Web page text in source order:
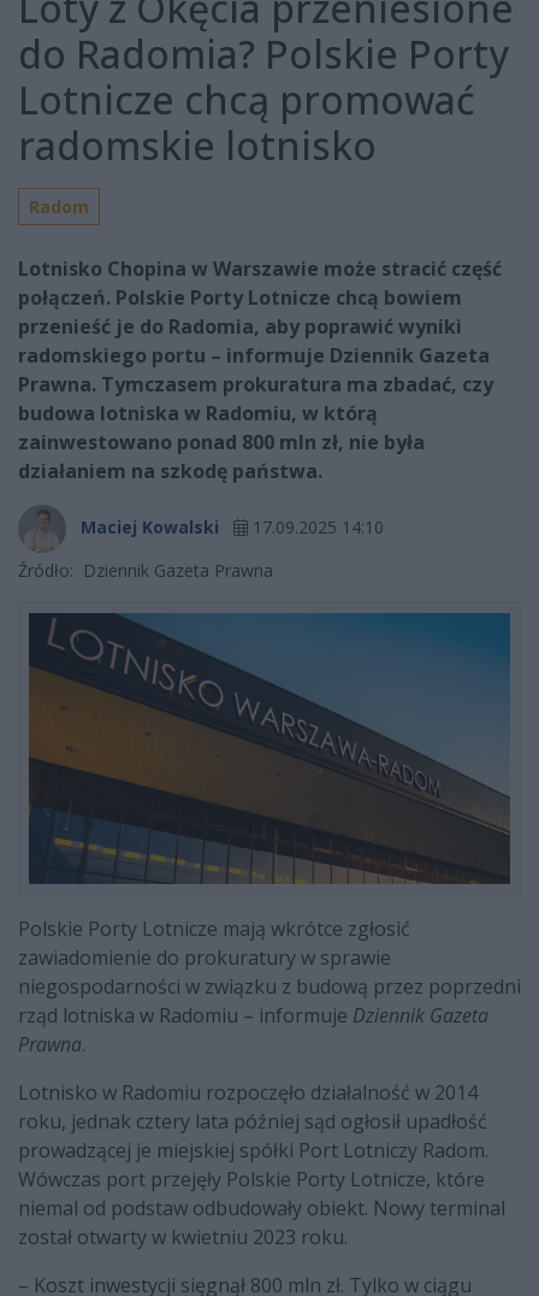
do Radomia? Polskie Porty
Lotnicze chcą promować
radomskie lotnisko
Radom
Lotnisko Chopina w Warszawie może stracić część
połączeń. Polskie Porty Lotnicze chcą bowiem
przenieść je do Radomia, aby poprawić wyniki
radomskiego portu – informuje Dziennik Gazeta
Prawna. Tymczasem prokuratura ma zbadać, czy
budowa lotniska w Radomiu, w którą
zainwestowano ponad 800 mln zł, nie była
działaniem na szkodę państwa.
Maciej Kowalski
17.09.2025 14:10
Źródło: Dziennik Gazeta Prawna
Polskie Porty Lotnicze mają wkrótce zgłosić
zawiadomienie do prokuratury w sprawie
niegospodarności w związku z budową przez poprzedni
rząd lotniska w Radomiu – informuje Dziennik Gazeta
Prawna.
Lotnisko w Radomiu rozpoczęło działalność w 2014
roku, jednak cztery lata później sąd ogłosił upadłość
prowadzącej je miejskiej spółki Port Lotniczy Radom.
Wówczas port przejęły Polskie Porty Lotnicze, które
niemal od podstaw odbudowały obiekt. Nowy terminal
został otwarty w kwietniu 2023 roku.
– Koszt inwestycji sięgnął 800 mln zł. Tylko w ciągu